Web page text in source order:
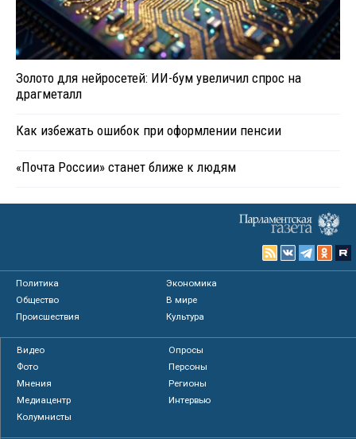
Золото для нейросетей: ИИ-бум увеличил спрос на
драгметалл
Как избежать ошибок при оформлении пенсии
«Почта России» станет ближе к людям
Политика
Экономика
Общество
В мире
Происшествия
Культура
Видео
Опросы
Фото
Персоны
Мнения
Регионы
Медиацентр
Интервью
Колумнисты